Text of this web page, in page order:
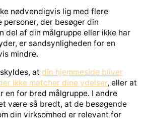
nødvendigvis lig med flere
personer, der besøger din
del af din målgruppe eller ikke har
er sandsynligheden for en
mindre.
at din hjemmeside bliver
ikke matcher dine ydelser, eller at
en for bred målgruppe. I andre
være så bredt, at de besøgende
din virksomhed er relevant for